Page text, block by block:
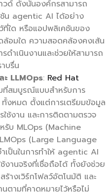
วด์ ดังนั้นองค์กรสามารถ
น agentic AI ได้อย่าง
ที่ใด หรือแอปพลิเคชันของ
อมใด ความสอดคล้องคงเส้น
ำเนินงานและช่วยให้สามารถ
บรื่น
ะ LLMOps: Red Hat
สมบูรณ์แบบสำหรับการ
ทั้งหมด ตั้งแต่การเตรียมข้อมูล
ใช้งาน และการติดตามตรวจ
รับ MLOps (Machine
(Large Language
ป็นในการทำให้ agentic AI
งานจริงที่เชื่อถือได้ ทั้งยังช่วย
างเวิร์กโฟลว์อัตโนมัติ และ
ตามที่คาดหมายไว้หรือไม่